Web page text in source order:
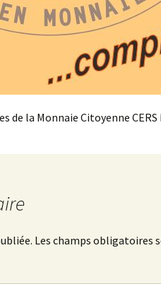
de la Monnaie Citoyenne CERS
Les champs obligatoires